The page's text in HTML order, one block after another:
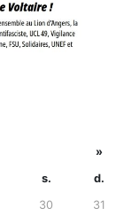
»
s.
d.
30
31